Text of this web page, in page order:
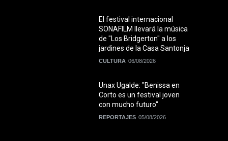
El festival internacional
SONAFILM llevará la música
de "Los Bridgerton" a los
jardines de la Casa Santonja
CULTURA 06/08/2026
Unax Ugalde: "Benissa en
Corto es un festival joven
con mucho futuro"
REPORTAJES 05/08/2026